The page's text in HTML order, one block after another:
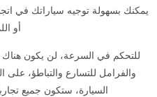
يمكنك بسهولة توجيه سياراتك في
أو
للتحكم في السرعة، لن يكون هناك
والفرامل للتسارع والتباطؤ،
السيارة، ستكون جميع